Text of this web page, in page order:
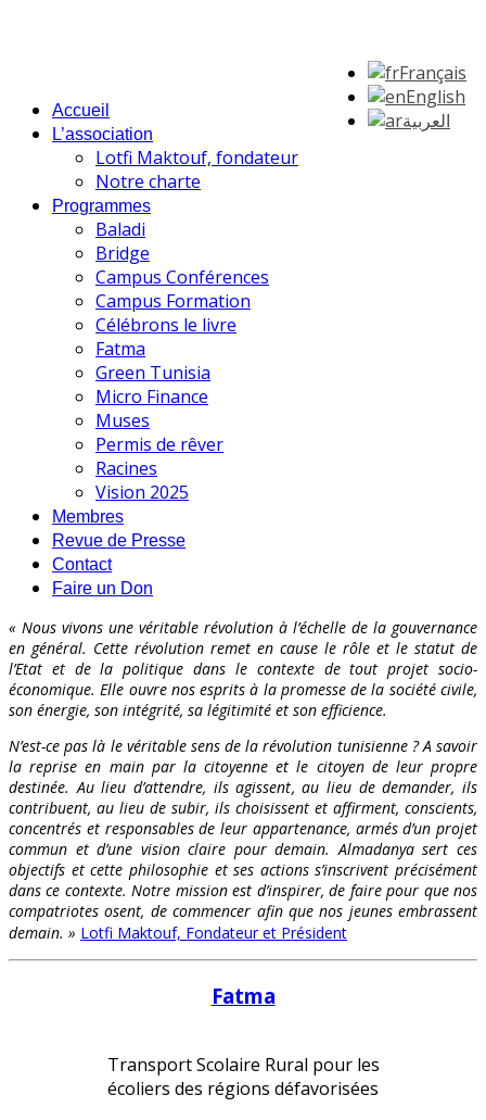
Français
English
العربية
Accueil
L’association
Lotfi Maktouf, fondateur
Notre charte
Programmes
Baladi
Bridge
Campus Conférences
Campus Formation
Célébrons le livre
Fatma
Green Tunisia
Micro Finance
Muses
Permis de rêver
Racines
Vision 2025
Membres
Revue de Presse
Contact
Faire un Don
« Nous vivons une véritable révolution à l’échelle de la gouvernance
en général. Cette révolution remet en cause le rôle et le statut de
l’Etat et de la politique dans le contexte de tout projet socio-
économique. Elle ouvre nos esprits à la promesse de la société civile,
son énergie, son intégrité, sa légitimité et son efficience.
N’est-ce pas là le véritable sens de la révolution tunisienne ? A savoir
la reprise en main par la citoyenne et le citoyen de leur propre
destinée. Au lieu d’attendre, ils agissent, au lieu de demander, ils
contribuent, au lieu de subir, ils choisissent et affirment, conscients,
concentrés et responsables de leur appartenance, armés d’un projet
commun et d’une vision claire pour demain. Almadanya sert ces
objectifs et cette philosophie et ses actions s’inscrivent précisément
dans ce contexte. Notre mission est d’inspirer, de faire pour que nos
compatriotes osent, de commencer afin que nos jeunes embrassent
demain. » Lotfi Maktouf, Fondateur et Président
Fatma
Transport Scolaire Rural pour les
écoliers des régions défavorisées